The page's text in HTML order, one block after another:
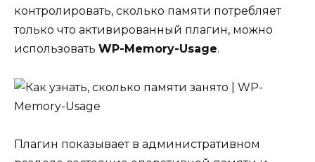
контролировать, сколько памяти потребляет
только что активированный плагин, можно
использовать WP-Memory-Usage.
Плагин показывает в административном